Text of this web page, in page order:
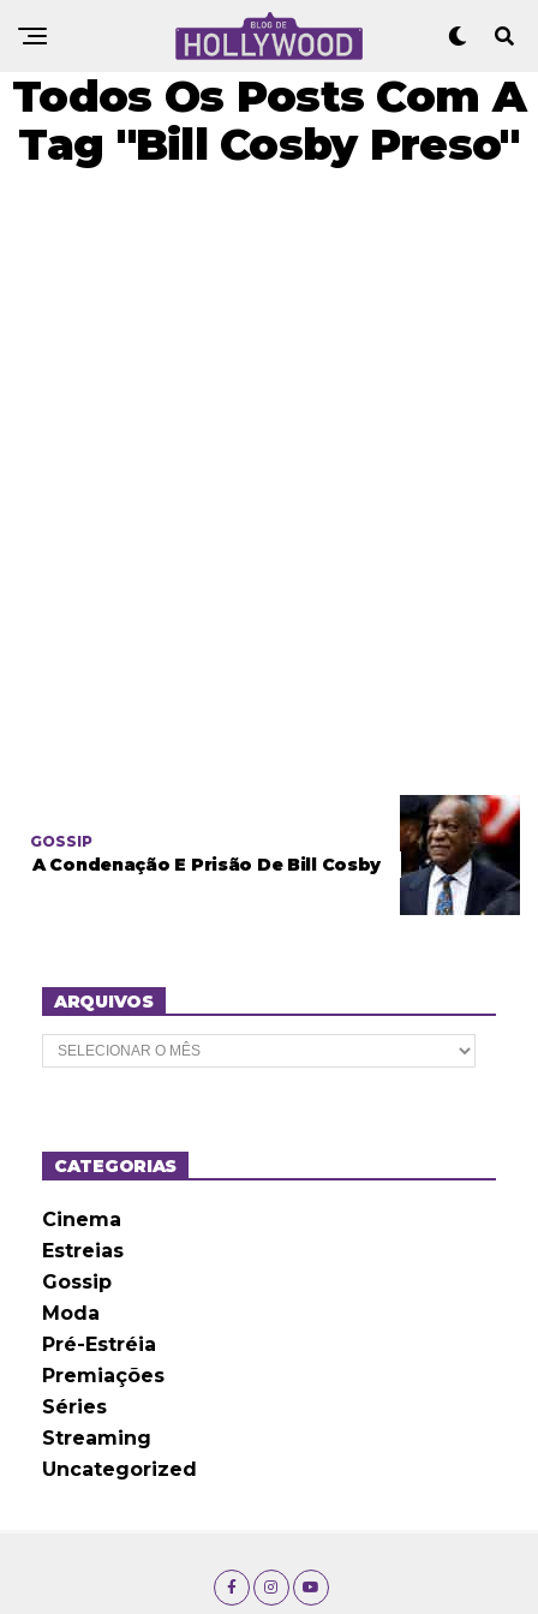
Todos Os Posts Com A
Tag "Bill Cosby Preso"
GOSSIP
A Condenação E Prisão De Bill Cosby
ARQUIVOS
A
r
o
sCATEGORIAS
Cinema
Estreias
Gossip
Moda
Pré-Estréia
Premiações
Séries
Streaming
Uncategorized